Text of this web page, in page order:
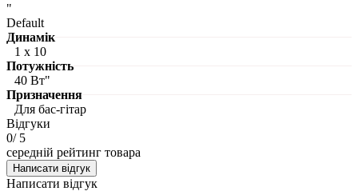
"
Default
Динамік
1 х 10
Потужність
40 Вт"
Призначення
Для бас-гітар
Відгуки
0/ 5
середній рейтинг товара
Написати відгук
Написати відгук